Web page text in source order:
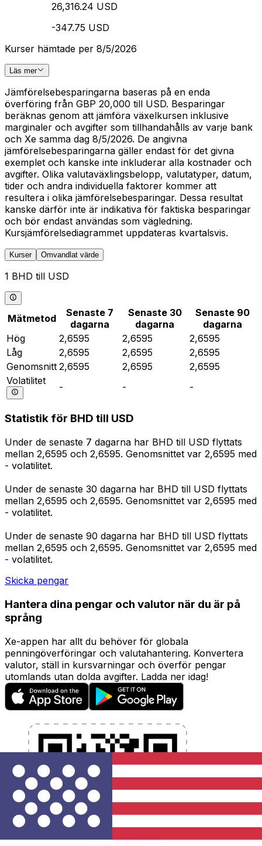
26,316.24 USD
-347.75 USD
Kurser hämtade per 8/5/2026
Läs mer
Jämförelsebesparingarna baseras på en enda
överföring från GBP 20,000 till USD. Besparingar
beräknas genom att jämföra växelkursen inklusive
marginaler och avgifter som tillhandahålls av varje bank
och Xe samma dag 8/5/2026. De angivna
jämförelsebesparingarna gäller endast för det givna
exemplet och kanske inte inkluderar alla kostnader och
avgifter. Olika valutaväxlingsbelopp, valutatyper, datum,
tider och andra individuella faktorer kommer att
resultera i olika jämförelsebesparingar. Dessa resultat
kanske därför inte är indikativa för faktiska besparingar
och bör endast användas som vägledning.
Kursjämförelsediagrammet uppdateras kvartalsvis.
Kurser Omvandlat värde
1 BHD till USD
Mätmetod
Senaste 7
dagarna
Senaste 30
dagarna
Senaste 90
dagarna
Hög
2,6595 2,6595
2,6595
Låg
2,6595 2,6595
2,6595
Genomsnitt 2,6595 2,6595
2,6595
Volatilitet
- - -
Statistik för BHD till USD
Under de senaste 7 dagarna har BHD till USD flyttats
mellan 2,6595 och 2,6595. Genomsnittet var 2,6595 med
- volatilitet.
Under de senaste 30 dagarna har BHD till USD flyttats
mellan 2,6595 och 2,6595. Genomsnittet var 2,6595 med
- volatilitet.
Under de senaste 90 dagarna har BHD till USD flyttats
mellan 2,6595 och 2,6595. Genomsnittet var 2,6595 med
- volatilitet.
Skicka pengar
Hantera dina pengar och valutor när du är på
språng
Xe-appen har allt du behöver för globala
penningöverföringar och valutahantering. Konvertera
valutor, ställ in kursvarningar och överför pengar
utomlands utan dolda avgifter. Ladda ner idag!